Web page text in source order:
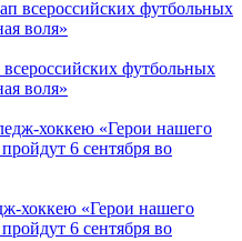
футбольных
воля»
хоккею «Герои нашего
6 сентября во